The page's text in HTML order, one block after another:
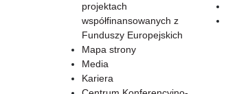
projektach
współfinansowanych z
Funduszy Europejskich
Mapa strony
Media
Kariera